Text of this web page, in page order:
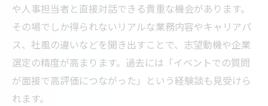
コンサル業界で活躍するためのイベント活
用法
業界プロが集う東京都コンサルイベント紹
介
専門領域別コンサルイベントのチェックポ
や人事担当者と直接対話できる貴重な機会があります。
その場でしか得られないリアルな業務内容やキャリアパ
ス、社風の違いなどを聞き出すことで、志望動機や企業
選定の精度が高まります。過去には「イベントでの質問
が面接で高評価につながった」という経験談も見受けら
れます。